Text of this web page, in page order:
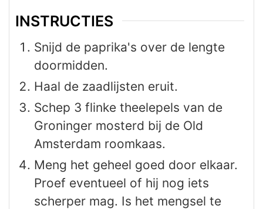
INSTRUCTIES
Snijd de paprika's over de lengte
doormidden.
Haal de zaadlijsten eruit.
Schep 3 flinke theelepels van de
Groninger mosterd bij de Old
Amsterdam roomkaas.
Meng het geheel goed door elkaar.
Proef eventueel of hij nog iets
scherper mag. Is het mengsel te